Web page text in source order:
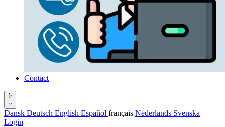
Contact
fr
Dansk Deutsch English Español français Nederlands Svenska
Login